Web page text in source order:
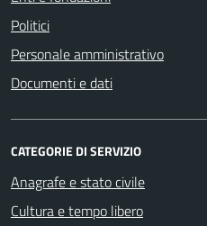
Politici
Personale amministrativo
Documenti e dati
CATEGORIE DI SERVIZIO
Anagrafe e stato civile
Cultura e tempo libero